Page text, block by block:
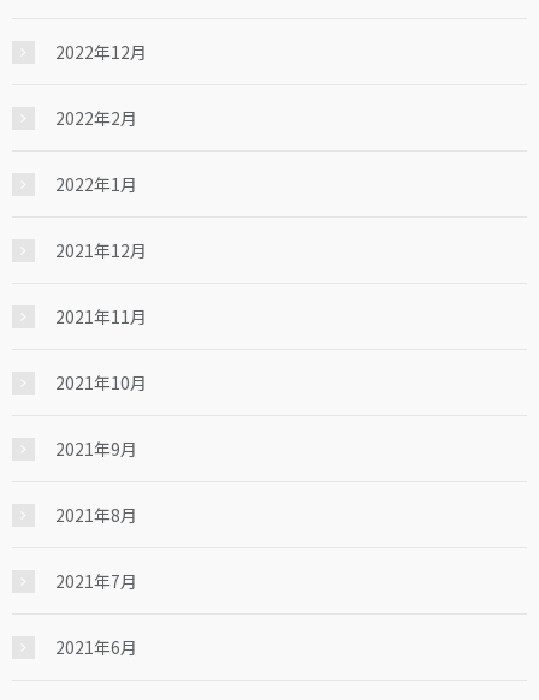
2022年12月
2022年2月
2022年1月
2021年12月
2021年11月
2021年10月
2021年9月
2021年8月
2021年7月
2021年6月